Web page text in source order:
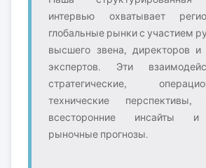
интервью охватывает
глобальные рынки с участием
высшего звена, директоров
экспертов. Эти
стратегические,
технические перспективы,
всесторонние инсайты
рыночные прогнозы.